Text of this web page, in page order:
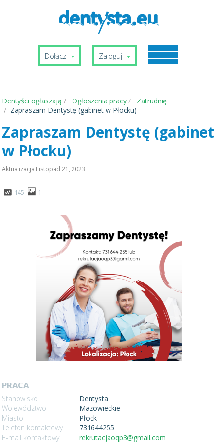
Dołącz Zaloguj
Dentyści ogłaszają Ogłoszenia pracy
Zatrudnię
Zapraszam Dentystę (gabinet w Płocku)
Zapraszam Dentystę (gabinet
w Płocku)
Aktualizacja Listopad 21, 2023
145 1
PRACA
Stanowisko
Dentysta
Województwo
Mazowieckie
Miasto
Płock
Telefon kontaktowy
731644255
E-mail kontaktowy
rekrutacjaoqp3@gmail.com